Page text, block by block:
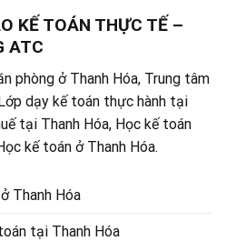
KẾ TOÁN THỰC TẾ –
ATC
phòng ở Thanh Hóa, Trung tâm
dạy kế toán thực hành tại
tại Thanh Hóa, Học kế toán
kế toán ở Thanh Hóa.
Thanh Hóa
tại Thanh Hóa